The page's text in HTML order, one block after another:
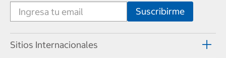
Sitios Internacionales